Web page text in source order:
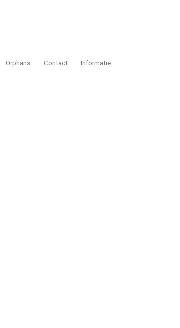
Orphans Contact Informatie